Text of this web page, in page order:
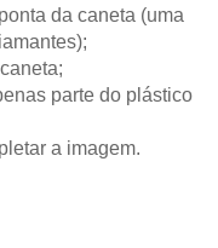
da caneta (uma
parte do plástico
a imagem.